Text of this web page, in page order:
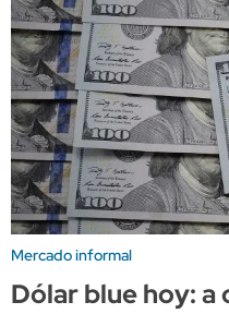
Mercado informal
Dólar blue hoy: